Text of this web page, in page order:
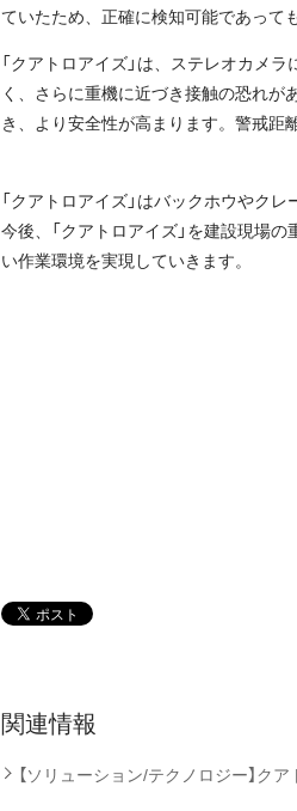
ていたため、正確に検知可能であって
「クアトロアイズ」は、ステレオカメ
く、さらに重機に近づき接触の恐れ
き、より安全性が高まります。警戒
「クアトロアイズ」はバックホウやク
今後、「クアトロアイズ」を建設現場
い作業環境を実現していきます。
関連情報
【ソリューション/テクノロジー】ク